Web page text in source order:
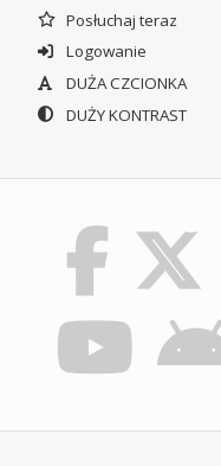
Posłuchaj teraz
Logowanie
DUŻA CZCIONKA
DUŻY KONTRAST